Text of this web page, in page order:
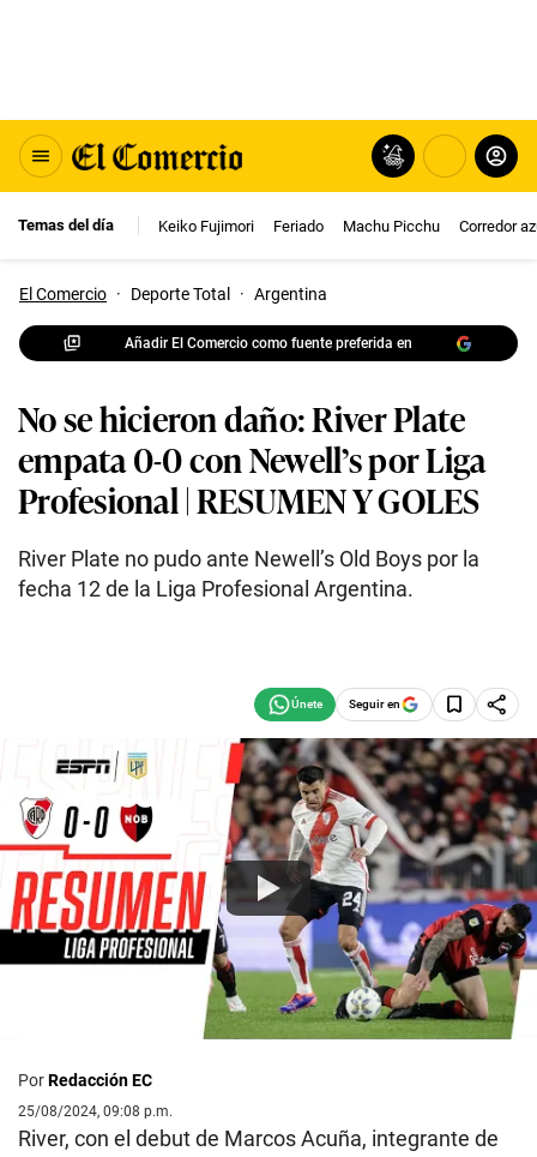
Temas del día Keiko Fujimori Feriado Machu Picchu Corredor
El Comercio · Deporte Total · Argentina
Añadir El Comercio como fuente preferida en
No se hicieron daño: River Plate
empata 0-0 con Newell’s por Liga
Profesional | RESUMEN Y GOLES
River Plate no pudo ante Newell’s Old Boys por la
fecha 12 de la Liga Profesional Argentina.
Seguir en
PorRedacción EC
25/08/2024, 09:08 p.m.
River, con el debut de Marcos Acuña, integrante de